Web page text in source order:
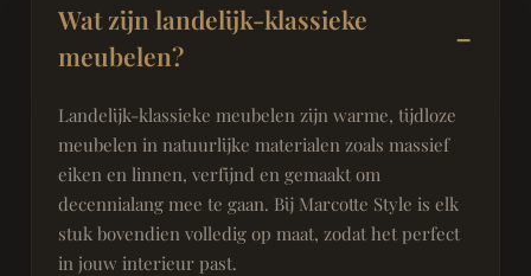
Wat zijn landelijk-klassieke
meubelen?
Landelijk-klassieke meubelen zijn warme, tijdloze
meubelen in natuurlijke materialen zoals massief
eiken en linnen, verfijnd en gemaakt om
decennialang mee te gaan. Bij Marcotte Style is elk
stuk bovendien volledig op maat, zodat het perfect
in jouw interieur past.